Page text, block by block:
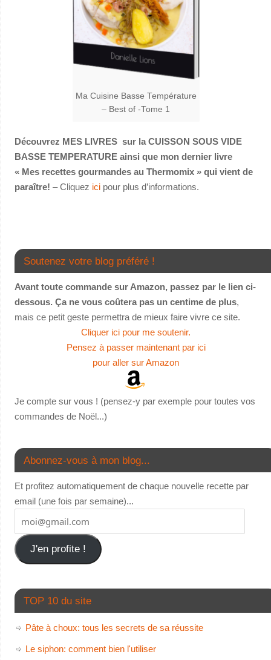
Ma Cuisine Basse Température
– Best of -Tome 1
Découvrez MES LIVRES sur la CUISSON SOUS VIDE
BASSE TEMPERATURE ainsi que mon dernier livre
« Mes recettes gourmandes au Thermomix » qui vient de
paraître! – Cliquez icipour plus d’informations.
Soutenez votre blog préféré !
Avant toute commande sur Amazon, passez par le lien ci-
dessous. Ça ne vous coûtera pas un centime de plus,
mais ce petit geste permettra de mieux faire vivre ce site.
Cliquer ici pour me soutenir.
Pensez à passer maintenant par ici
pour aller sur Amazon
Je compte sur vous ! (pensez-y par exemple pour toutes vos
commandes de Noël...)
Abonnez-vous à mon blog...
Et profitez automatiquement de chaque nouvelle recette par
email (une fois par semaine)...
J'en profite !
TOP 10 du site
Pâte à choux: tous les secrets de sa réussite
Le siphon: comment bien l'utiliser